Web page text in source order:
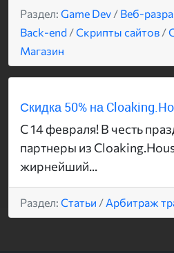
Раздел: Game Dev / Веб-
Back-end /Скрипты сайтов /
Магазин
Скидка 50% на
С 14 февраля! В честь
партнеры из
жирнейший...
Раздел: Статьи / Арбитраж